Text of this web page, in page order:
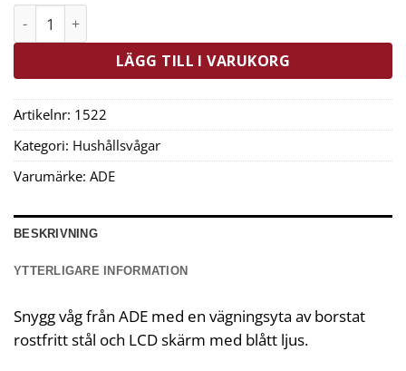
LÄGG TILL I VARUKORG
Artikelnr: 1522
Kategori: Hushållsvågar
Varumärke: ADE
BESKRIVNING
YTTERLIGARE INFORMATION
Snygg våg från ADE med en vägningsyta av borstat
rostfritt stål och LCD skärm med blått ljus.